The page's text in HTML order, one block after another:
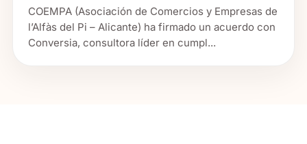
COEMPA (Asociación de Comercios y Empresas de
l’Alfàs del Pi – Alicante) ha firmado un acuerdo con
Conversia, consultora líder en cumpl...